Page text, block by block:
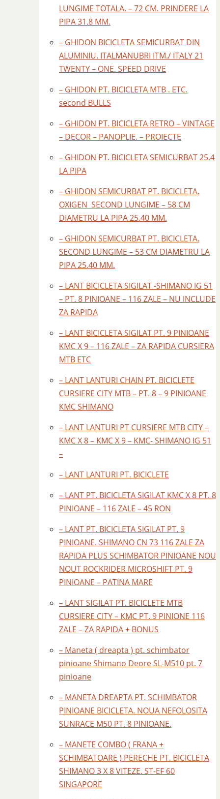
LUNGIME TOTALA. – 72 CM. PRINDERE LA
PIPA 31.8 MM.
– GHIDON BICICLETA SEMICURBAT DIN
ALUMINIU. ITALMANUBRI ITM./ ITALY 21
TWENTY – ONE. SPEED DRIVE
– GHIDON PT. BICICLETA MTB . ETC.
second BULLS
– GHIDON PT. BICICLETA RETRO – VINTAGE
– DECOR – PANOPLIE. – PROIECTE
– GHIDON PT. BICICLETA SEMICURBAT 25.4
LA PIPA
– GHIDON SEMICURBAT PT. BICICLETA.
OXIGEN SECOND LUNGIME – 58 CM
DIAMETRU LA PIPA 25.40 MM.
– GHIDON SEMICURBAT PT. BICICLETA.
SECOND LUNGIME – 53 CM DIAMETRU LA
PIPA 25.40 MM.
– LANT BICICLETA SIGILAT -SHIMANO IG 51
– PT. 8 PINIOANE – 116 ZALE – NU INCLUDE
ZA RAPIDA
– LANT BICICLETA SIGILAT PT. 9 PINIOANE
KMC X 9 – 116 ZALE – ZA RAPIDA CURSIERA
MTB ETC
– LANT LANTURI CHAIN PT. BICICLETE
CURSIERE CITY MTB – PT. 8 – 9 PINIOANE
KMC SHIMANO
– LANT LANTURI PT CURSIERE MTB CITY –
KMC X 8 – KMC X 9 – KMC- SHIMANO IG 51
–
– LANT LANTURI PT. BICICLETE
– LANT PT. BICICLETA SIGILAT KMC X 8 PT. 8
PINIOANE – 116 ZALE – 45 RON
– LANT PT. BICICLETA SIGILAT PT. 9
PINIOANE. SHIMANO CN 73 116 ZALE ZA
RAPIDA PLUS SCHIMBATOR PINIOANE NOU
NOUT ROCKRIDER MICROSHIFT PT. 9
PINIOANE – PATINA MARE
– LANT SIGILAT PT. BICICLETE MTB
CURSIERE CITY – KMC PT. 9 PINIONE 116
ZALE – ZA RAPIDA + BONUS
– Maneta ( dreapta ) pt. schimbator
pinioane Shimano Deore SL-M510 pt. 7
pinioane
– MANETA DREAPTA PT. SCHIMBATOR
PINIOANE BICICLETA. NOUA NEFOLOSITA
SUNRACE M50 PT. 8 PINIOANE.
– MANETE COMBO ( FRANA +
SCHIMBATOARE ) PERECHE PT. BICICLETA
SHIMANO 3 X 8 VITEZE. ST-EF 60
SINGAPORE